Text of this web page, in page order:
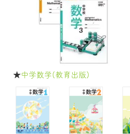
★中学数学(教育出版)